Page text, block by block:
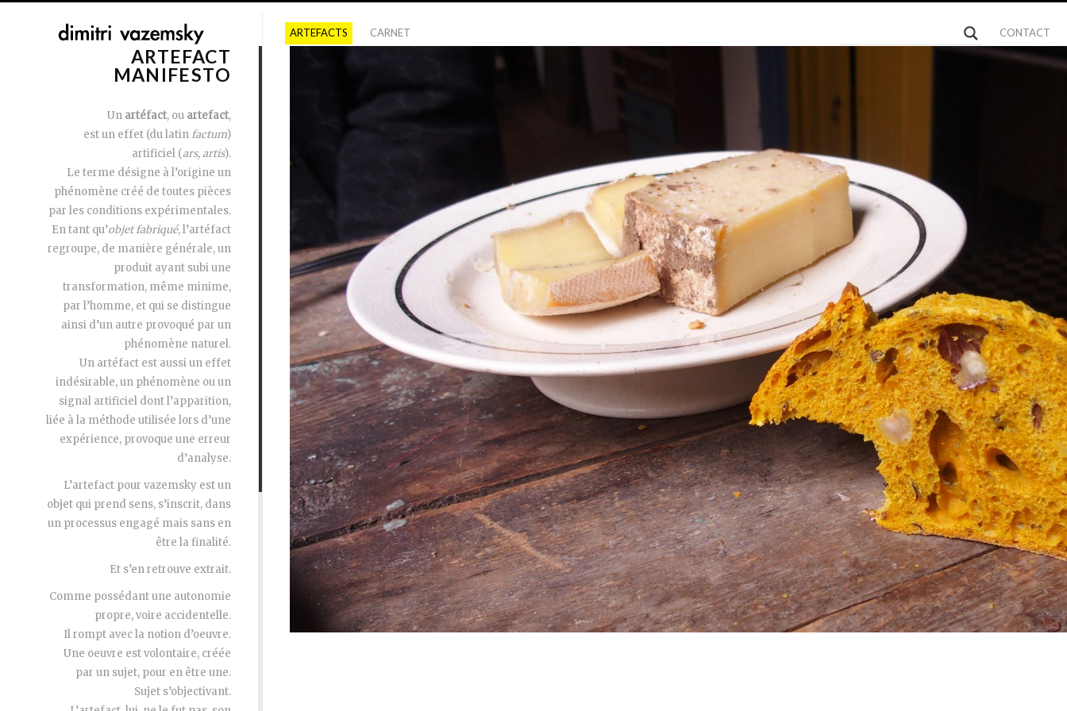
ARTEFACTS CARNET CONTACT
ARTEFACT
MANIFESTO
Un artéfact, ou artefact,
est un effet (du latinfactum)
artificiel (ars, artis).
Le terme désigne à l’origine un
phénomène créé de toutes pièces
par les conditions expérimentales.
En tant qu’objet fabriqué, l’artéfact
regroupe, de manière générale, un
produit ayant subi une
transformation, même minime,
par l’homme, et qui se distingue
ainsi d’un autre provoqué par un
phénomène naturel.
Un artéfact est aussi un effet
indésirable, un phénomène ou un
signal artificiel dont l’apparition,
liée à la méthode utilisée lors d’une
expérience, provoque une erreur
d’analyse.
L’artefact pour vazemsky est un
objet qui prend sens, s’inscrit, dans
un processus engagé mais sans en
être la finalité.
Et s’en retrouve extrait.
Comme possédant une autonomie
propre, voire accidentelle.
Il rompt avec la notion d’oeuvre.
Une oeuvre est volontaire, créée
par un sujet, pour en être une.
Sujet s’objectivant.